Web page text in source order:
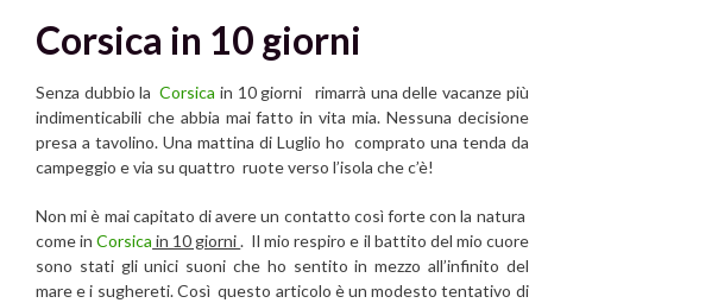
Corsica in 10 giorni
Senza dubbio laCorsica in 10 giorni rimarrà una delle vacanze più
indimenticabili che abbia mai fatto in vita mia. Nessuna decisione
presa a tavolino. Una mattina di Luglio ho comprato una tenda da
campeggio e via su quattro ruote verso l’isola che c’è!
Non mi è mai capitato di avere un contatto così forte con la natura
come inCorsica in 10 giorni. Il mio respiro e il battito del mio cuore
sono stati gli unici suoni che ho sentito in mezzo all’infinito del
mare e i sughereti. Così questo articolo è un modesto tentativo di